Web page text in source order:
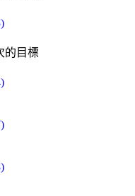
的目標